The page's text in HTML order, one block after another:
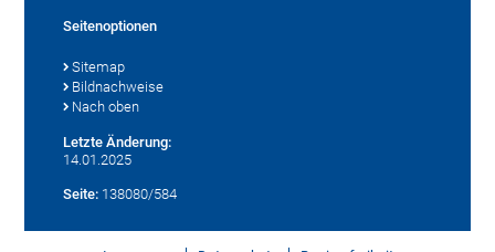
Seitenoptionen
Sitemap
Bildnachweise
Nach oben
Letzte Änderung:
14.01.2025
Seite: 138080/584